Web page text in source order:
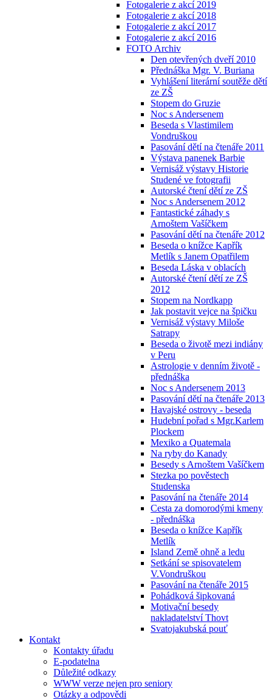
Fotogalerie z akcí 2019
Fotogalerie z akcí 2018
Fotogalerie z akcí 2017
Fotogalerie z akcí 2016
FOTO Archiv
Den otevřených dveří 2010
Přednáška Mgr. V. Buriana
Vyhlášení literární soutěže dětí
ze ZŠ
Stopem do Gruzie
Noc s Andersenem
Beseda s Vlastimilem
Vondruškou
Pasování dětí na čtenáře 2011
Výstava panenek Barbie
Vernisáž výstavy Historie
Studené ve fotografii
Autorské čtení dětí ze ZŠ
Noc s Andersenem 2012
Fantastické záhady s
Arnoštem Vašíčkem
Pasování dětí na čtenáře 2012
Beseda o knížce Kapřík
Metlík s Janem Opatřilem
Beseda Láska v oblacích
Autorské čtení dětí ze ZŠ
2012
Stopem na Nordkapp
Jak postavit vejce na špičku
Vernisáž výstavy Miloše
Satrapy
Beseda o životě mezi indiány
v Peru
Astrologie v denním životě -
přednáška
Noc s Andersenem 2013
Pasování dětí na čtenáře 2013
Havajské ostrovy - beseda
Hudební pořad s Mgr.Karlem
Plockem
Mexiko a Quatemala
Na ryby do Kanady
Besedy s Arnoštem Vašíčkem
Stezka po pověstech
Studenska
Pasování na čtenáře 2014
Cesta za domorodými kmeny
- přednáška
Beseda o knížce Kapřík
Metlík
Island Země ohně a ledu
Setkání se spisovatelem
V.Vondruškou
Pasování na čtenáře 2015
Pohádková šipkovaná
Motivační besedy
nakladatelství Thovt
Svatojakubská pouť
Kontakt
Kontakty úřadu
E-podatelna
Důležité odkazy
WWW verze nejen pro seniory
Otázky a odpovědi